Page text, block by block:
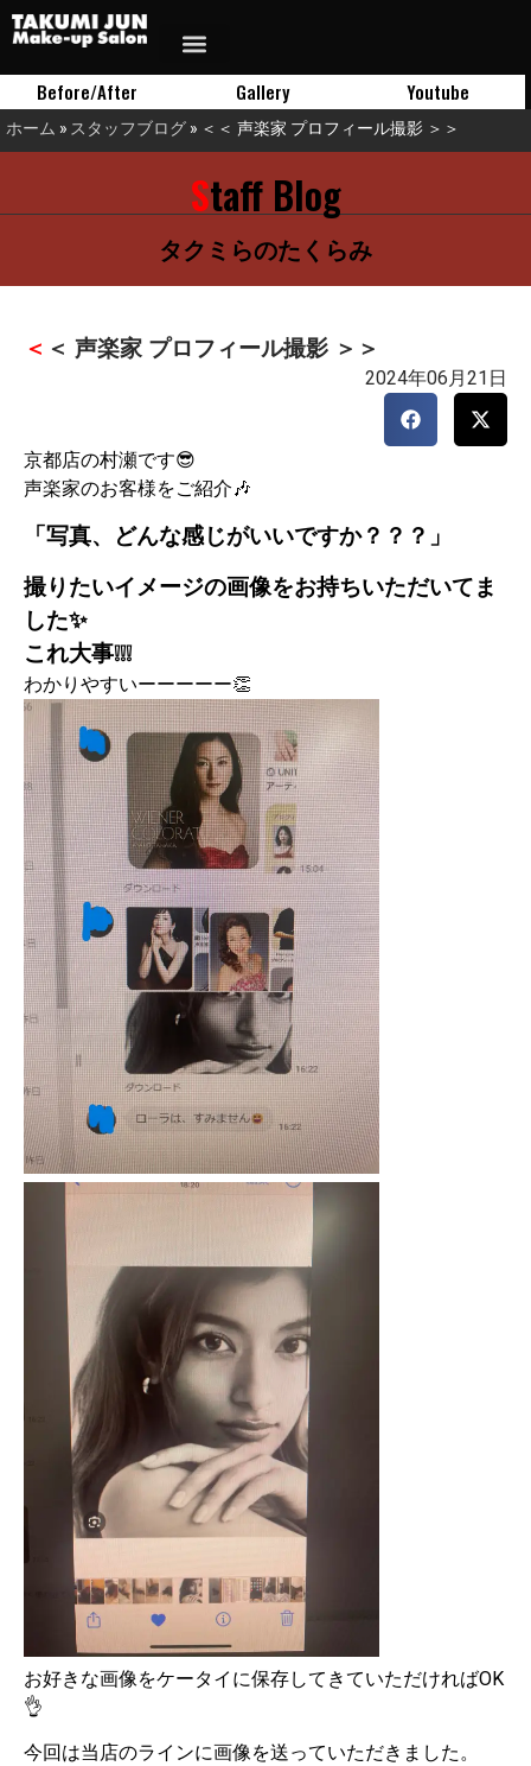
Before/After Gallery Youtube
ホーム » スタッフブログ » ＜＜ 声楽家 プロフィール撮影 ＞＞
Staff Blog
タクミらのたくらみ
＜＜ 声楽家 プロフィール撮影 ＞＞
2024年06月21日
京都店の村瀬です😎
声楽家のお客様をご紹介🎶
「写真、どんな感じがいいですか？？？」
撮りたいイメージの画像をお持ちいただいてま
した✨
これ大事❕❕❕
わかりやすいーーーーー👏
お好きな画像をケータイに保存してきていただければOK
👌
今回は当店のラインに画像を送っていただきました。